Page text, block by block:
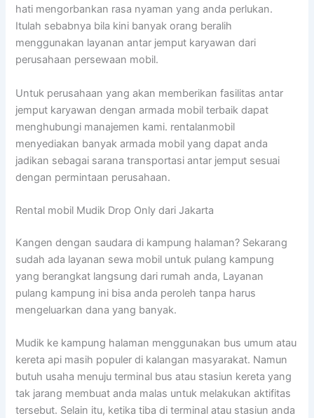
hati mengorbankan rasa nyaman yang anda perlukan.
Itulah sebabnya bila kini banyak orang beralih
menggunakan layanan antar jemput karyawan dari
perusahaan persewaan mobil.
Untuk perusahaan yang akan memberikan fasilitas antar
jemput karyawan dengan armada mobil terbaik dapat
menghubungi manajemen kami. rentalanmobil
menyediakan banyak armada mobil yang dapat anda
jadikan sebagai sarana transportasi antar jemput sesuai
dengan permintaan perusahaan.
Rental mobil Mudik Drop Only dari Jakarta
Kangen dengan saudara di kampung halaman? Sekarang
sudah ada layanan sewa mobil untuk pulang kampung
yang berangkat langsung dari rumah anda, Layanan
pulang kampung ini bisa anda peroleh tanpa harus
mengeluarkan dana yang banyak.
Mudik ke kampung halaman menggunakan bus umum atau
kereta api masih populer di kalangan masyarakat. Namun
butuh usaha menuju terminal bus atau stasiun kereta yang
tak jarang membuat anda malas untuk melakukan aktifitas
tersebut. Selain itu, ketika tiba di terminal atau stasiun anda